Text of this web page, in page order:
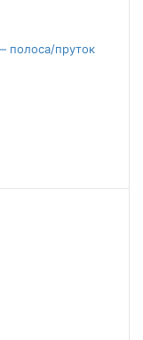
полоса/пруток